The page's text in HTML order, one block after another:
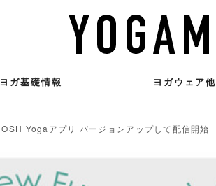
ヨガ基礎情報 ヨガウェア他
OSH Yogaアプリ バージョンアップして配信開始